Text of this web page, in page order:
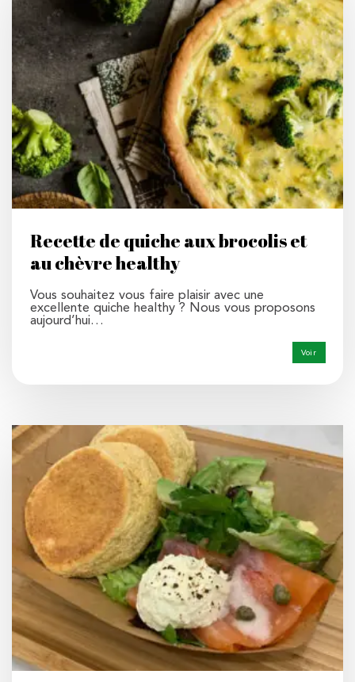
Recette de quiche aux brocolis et
au chèvre healthy
Vous souhaitez vous faire plaisir avec une
excellente quiche healthy ? Nous vous proposons
aujourd’hui…
Voir